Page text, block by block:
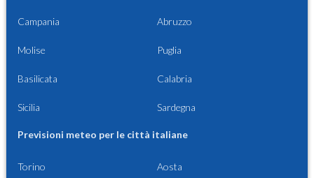
Campania Abruzzo
Molise Puglia
Basilicata Calabria
Sicilia Sardegna
Previsioni meteo per le città italiane
Torino Aosta